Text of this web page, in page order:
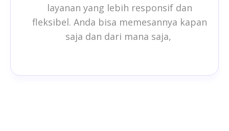
layanan yang lebih responsif dan
fleksibel. Anda bisa memesannya kapan
saja dan dari mana saja,